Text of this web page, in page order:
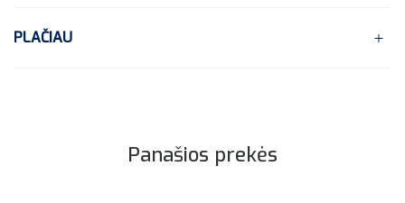
PLAČIAU
Panašios prekės